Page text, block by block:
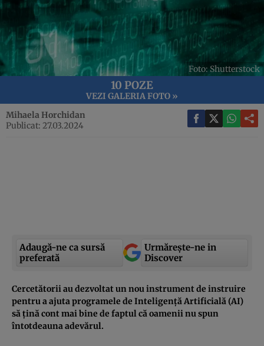
Foto: Shutterstock
10 POZE
VEZI GALERIA FOTO »
Mihaela Horchidan
Publicat: 27.03.2024
Adaugă-ne ca sursă
preferată
Urmărește-ne in
Discover
Cercetătorii au dezvoltat un nou instrument de instruire
pentru a ajuta programele de Inteligență Artificială (AI)
să țină cont mai bine de faptul că oamenii nu spun
întotdeauna adevărul.